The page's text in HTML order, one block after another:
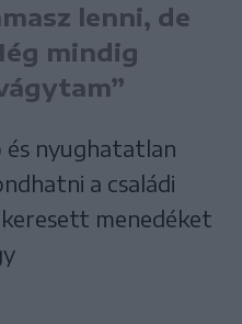
lenni, de
mindig
és nyughatatlan
a családi
menedéket